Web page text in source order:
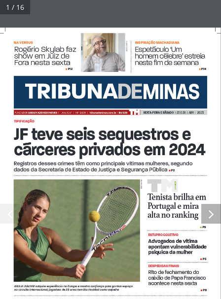
Pular
o
conteúdo
Tribuna Impressa
© 2026 Tribuna Impressa • Built withGeneratePress
Rogério Skylab faz
show em Juiz de
Rogério Skylab faz
show em Juiz de
Rogério Skylab faz
Fora nesta sexta
NA VERSUS
• P12
Espetáculo ‘Um
homem célebre’ estreia
Espetáculo ‘Um
homem célebre’ estreia
Espetáculo ‘Um
neste fim de semana
INSPIRAÇÃO MACHADIANA
• P14
FELIPE COURI
Registros desses crimes têm como principais vítimas mulheres, segundo
dados da Secretaria de Estado de Justiça e Segurança Pública • P3
JF teve seis sequestros e
cárceres privados em 2024
TIPIFICAÇÃO
FELIPE COURI
GIULIA AGUIAR adquire experiência na Europa e mostra confiança para ganhar espaço
no circuito internacional; jogadora de 23 anos tem Bia Haddad como espelho
Advogados de vítima
apontam vulnerabilidade
psíquica da mulher
Rito de fechamento do
caixão de Papa Francisco
acontece nesta sexta
ESTUPRO COLETIVO
DESPEDIDAS FINAIS
         •
P9
Tenista brilha em
Portugal e mira
alta no ranking
Portugal e mira
alta no ranking
Portugal e mira
ES
PORTE
FUNDADOR JURACY AZEVEDO NEVES | Ano XLIV   |   Nº  9.634  | tribunademinas.com.br
  |
R$ 3,50 SEXTA-FEIRA E SÁBADO |  25 E 26  |  ABR  |   2025
         •
P5
         •
P8
1 / 16